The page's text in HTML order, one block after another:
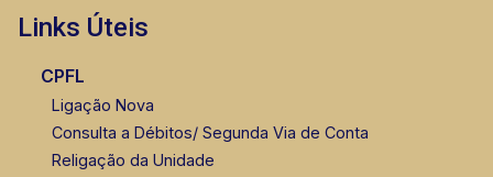
Links Úteis
CPFL
Ligação Nova
Consulta a Débitos/ Segunda Via de Conta
Religação da Unidade